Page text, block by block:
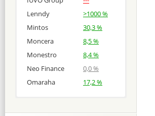
Lenndy
>1000 %
Mintos
30,3 %
Moncera
8,5 %
Monestro
8,4 %
Neo Finance
0,0 %
Omaraha
17,2 %